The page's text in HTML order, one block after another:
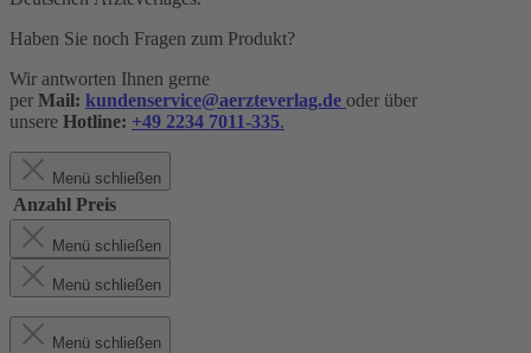
Haben Sie noch Fragen zum Produkt?
Wir antworten Ihnen gerne
per Mail: kundenservice@aerzteverlag.de oder über
unsere Hotline: +49 2234 7011-335.
Menü schließen
Anzahl Preis
Menü schließen
Menü schließen
Menü schließen